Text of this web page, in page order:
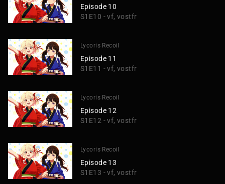
Episode 10
S1E10 - vf, vostfr
Lycoris Recoil
Episode 11
S1E11 - vf, vostfr
Lycoris Recoil
Episode 12
S1E12 - vf, vostfr
Lycoris Recoil
Episode 13
S1E13 - vf, vostfr